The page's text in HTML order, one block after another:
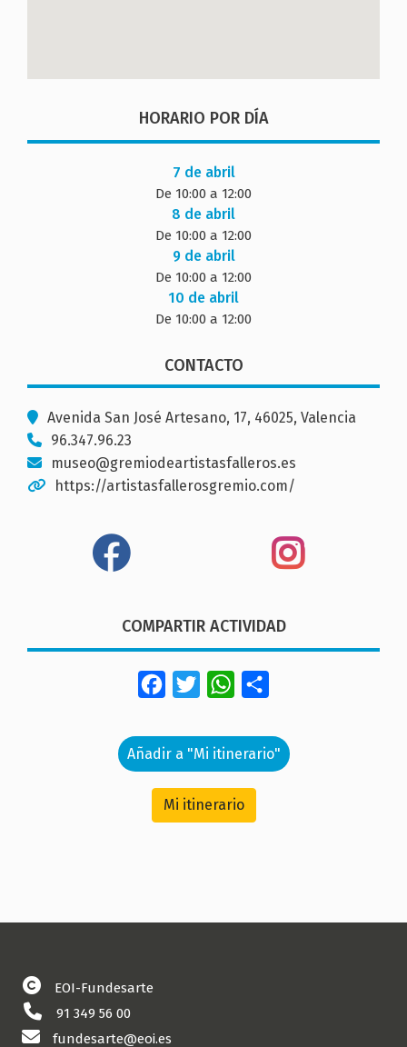
HORARIO POR DÍA
7 de abril
De 10:00 a 12:00
8 de abril
De 10:00 a 12:00
9 de abril
De 10:00 a 12:00
10 de abril
De 10:00 a 12:00
CONTACTO
Avenida San José Artesano, 17, 46025, Valencia
96.347.96.23
museo@gremiodeartistasfalleros.es
https://artistasfallerosgremio.com/
COMPARTIR ACTIVIDAD
FacebookTwitterWhatsApp
Añadir a "Mi itinerario"
Mi itinerario
EOI-Fundesarte
91 349 56 00
fundesarte@eoi.es